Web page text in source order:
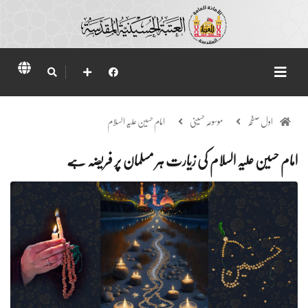
اول صفحہ موسوعہ حسینی امام حسین علیہ السلام
امام حسین علیہ السلام کی زیارت ہر مسلمان پر فریضہ ہے